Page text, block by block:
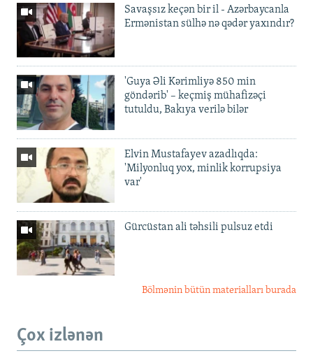
Savaşsız keçən bir il - Azərbaycanla
Ermənistan sülhə nə qədər yaxındır?
'Guya Əli Kərimliyə 850 min
göndərib' – keçmiş mühafizəçi
tutuldu, Bakıya verilə bilər
Elvin Mustafayev azadlıqda:
'Milyonluq yox, minlik korrupsiya
var'
Gürcüstan ali təhsili pulsuz etdi
Bölmənin bütün materialları burada
Çox izlənən